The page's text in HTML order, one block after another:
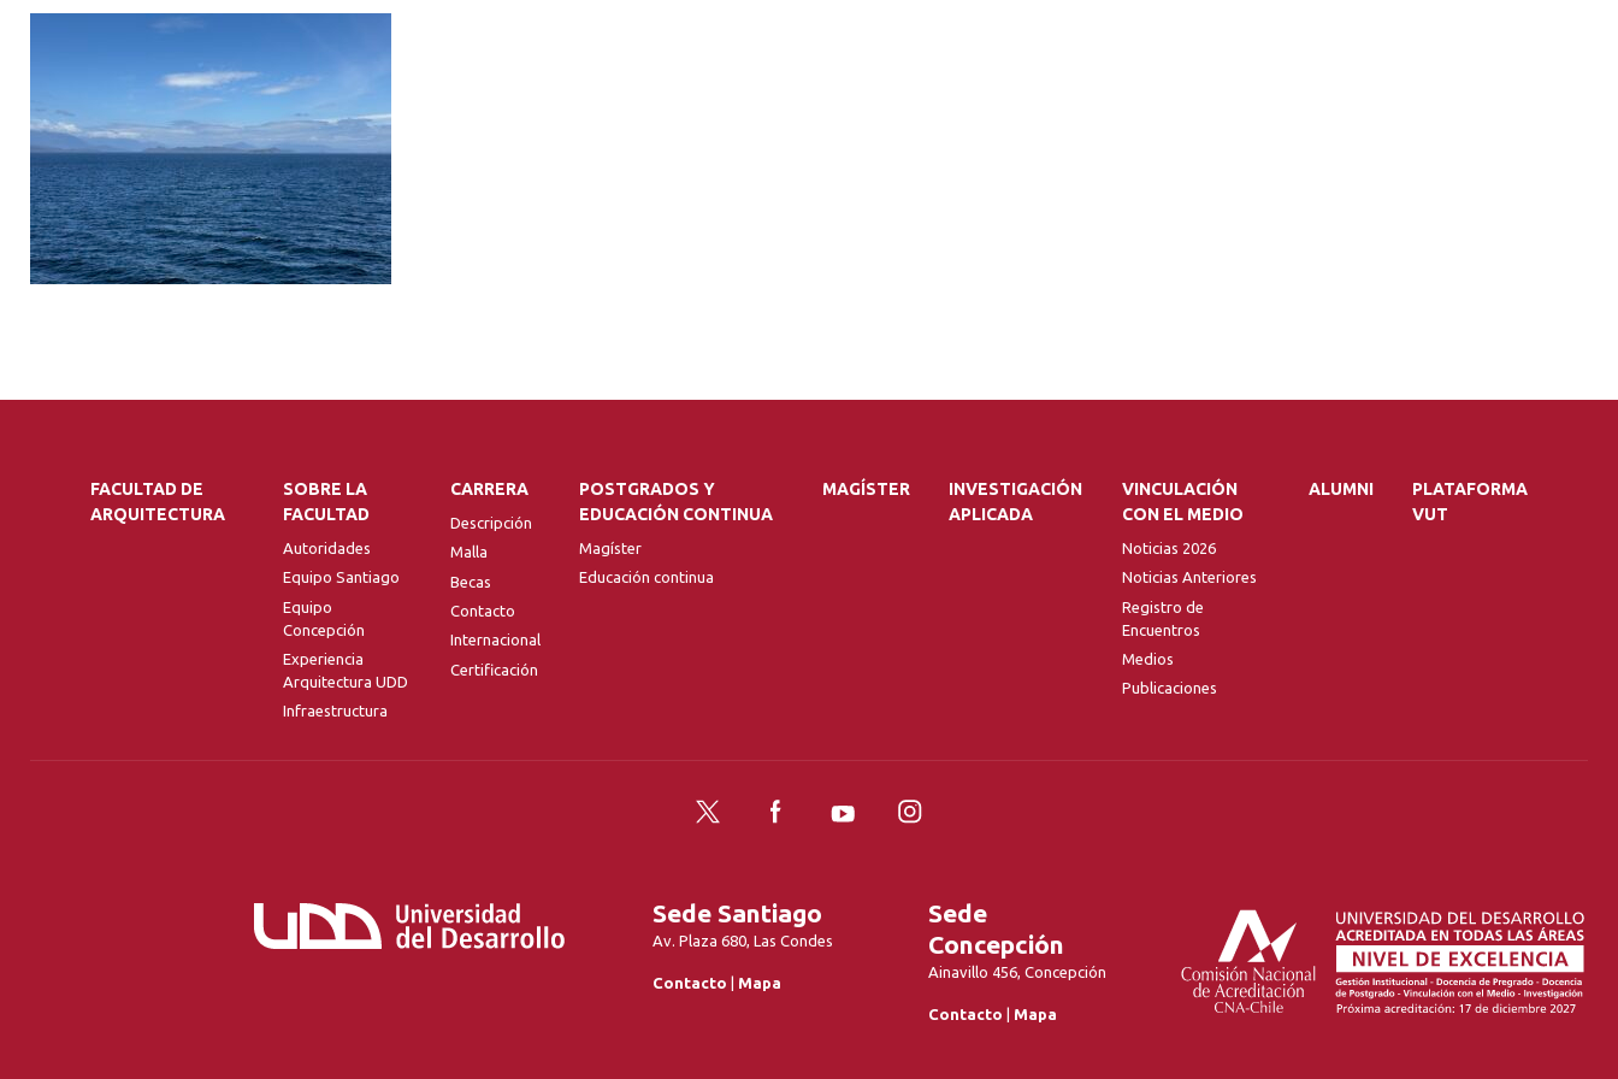
FACULTAD DE
ARQUITECTURA
SOBRE LA
FACULTAD
Autoridades
Equipo Santiago
Equipo
Concepción
Experiencia
Arquitectura UDD
Infraestructura
CARRERA
Descripción
Malla
Becas
Contacto
Internacional
Certificación
POSTGRADOS Y
EDUCACIÓN CONTINUA
Magíster
Educación continua
MAGÍSTER
INVESTIGACIÓN
APLICADA
VINCULACIÓN
CON EL MEDIO
Noticias 2026
Noticias Anteriores
Registro de
Encuentros
Medios
Publicaciones
ALUMNI
PLATAFORMA
VUT
Twitter FacebookYouTubeInstagram
Sede Santiago
Av. Plaza 680, Las Condes
Contacto | Mapa
Sede
Concepción
Ainavillo 456, Concepción
Contacto | Mapa